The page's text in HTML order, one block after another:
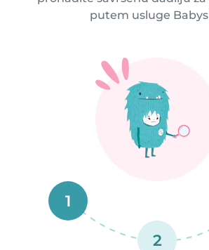
putem usluge
1
2